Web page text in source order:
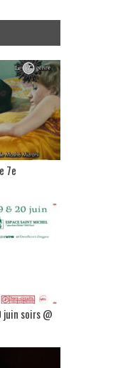
7e
juin soirs @